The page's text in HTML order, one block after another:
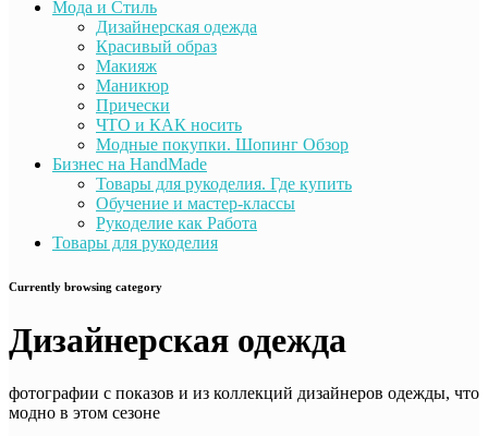
Мода и Стиль
Дизайнерская одежда
Красивый образ
Макияж
Маникюр
Прически
ЧТО и КАК носить
Модные покупки. Шопинг Обзор
Бизнес на HandMade
Товары для рукоделия. Где купить
Обучение и мастер-классы
Рукоделие как Работа
Товары для рукоделия
Currently browsing category
Дизайнерская одежда
фотографии с показов и из коллекций дизайнеров одежды, что
модно в этом сезоне